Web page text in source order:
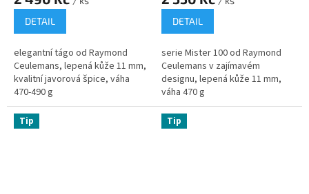
DETAIL
elegantní tágo od Raymond
Ceulemans, lepená kůže 11 mm,
kvalitní javorová špice, váha
470-490 g
DETAIL
serie Mister 100 od Raymond
Ceulemans v zajímavém
designu, lepená kůže 11 mm,
váha 470 g
Tip Tip